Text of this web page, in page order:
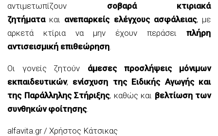
αντιμετωπίζουν σοβαρά κτιριακά
ζητήματακαι ανεπαρκείς ελέγχους ασφάλειας, με
αρκετά κτίρια να μην έχουν περάσει πλήρη
αντισεισμική επιθεώρηση
Οι γονείς ζητούν άμεσες προσλήψεις μόνιμων
εκπαιδευτικών, ενίσχυση της Ειδικής Αγωγής και
της Παράλληλης Στήριξης, καθώς και βελτίωση των
συνθηκών φοίτησης.
alfavita.gr / Χρήστος Κάτσικας